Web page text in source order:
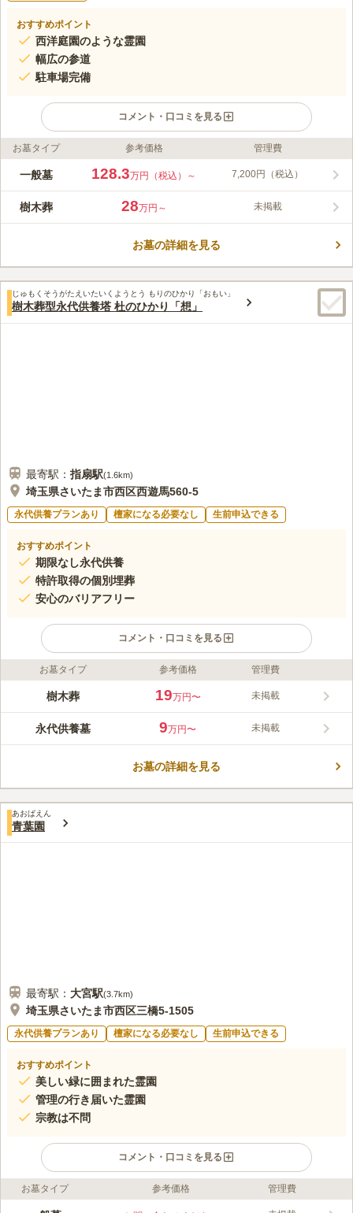
おすすめポイント
西洋庭園のような霊園
幅広の参道
駐車場完備
コメント・口コミを見る
ライフドット編集部のコメント
2010年の開園以来多くの方々に親しまれている霊園です。首都
東上線上福岡駅より豊富なバス便を利用できる、交通至便な霊園
は希少です。 四季折々の花や木々が園内を飾る、自然豊かな霊
と感じるほどです。 宗教・宗派は不問です。誰でも墓を申し込
みんなの評価
3.5 口コミ3件
40代女性
最寄りのバス停の前にセブンイレブンがあり、お供えものや飲み
物を買うのに便利。お花も扱っています。花屋や食事処は歩いてすぐの範
囲にはないです。
お墓タイプ 参考価格 管理費
一般墓 128.3万円（税込）～ 7,200円（税込）
樹木葬 28万円～ 未掲載
お墓の詳細を見る
じゅもくそうがたえいたいくようとう もりのひかり「おもい」
樹木葬型永代供養塔 杜のひかり「想」
最寄駅： 指扇駅(1.6km)
埼玉県さいたま市西区西遊馬560-5
永代供養プランあり 檀家になる必要なし 生前申込できる
おすすめポイント
期限なし永代供養
特許取得の個別埋葬
安心のバリアフリー
コメント・口コミを見る
ライフドット編集部のコメント
緑あふれる公園墓地に誕生した樹木葬型永代供養墓「想」は、管
霊位ずつ個別埋葬され、ご夫婦やご家族での連結埋葬、合祀タイ
プも選べます。園内はエレベーター完備のバリアフリー設計で、
実。ご遺骨の訪問引取りも相談可能で、どなたでも安心してお参
この霊園はまだ誰からも評価されていません。
お墓タイプ 参考価格 管理費
樹木葬 19万円〜 未掲載
永代供養墓 9万円〜 未掲載
お墓の詳細を見る
あおばえん
青葉園
最寄駅： 大宮駅(3.7km)
埼玉県さいたま市西区三橋5-1505
永代供養プランあり 檀家になる必要なし 生前申込できる
おすすめポイント
美しい緑に囲まれた霊園
管理の行き届いた霊園
宗教は不問
コメント・口コミを見る
ライフドット編集部のコメント
青葉園は、品のある豊かな緑と広大な敷地が特徴です。安らぎの
お墓タイプ 参考価格 管理費